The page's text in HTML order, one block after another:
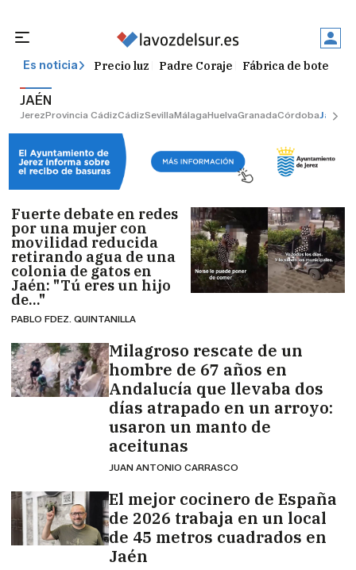
Es noticia Precio luz Padre Coraje Fábrica de botellas
JAÉN
JerezProvincia CádizCádizSevillaMálagaHuelvaGranadaCórdobaJaén
Fuerte debate en redes
por una mujer con
movilidad reducida
retirando agua de una
colonia de gatos en
Jaén: "Tú eres un hijo
de..."
PABLO FDEZ. QUINTANILLA
Milagroso rescate de un
hombre de 67 años en
Andalucía que llevaba dos
días atrapado en un arroyo:
usaron un manto de
aceitunas
JUAN ANTONIO CARRASCO
El mejor cocinero de España
de 2026 trabaja en un local
de 45 metros cuadrados en
Jaén